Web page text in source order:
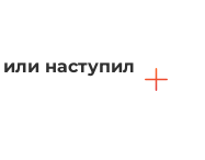
наступил